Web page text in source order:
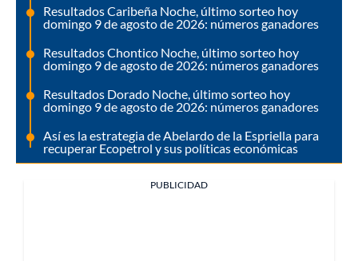
Resultados Caribeña Noche, último sorteo hoy
domingo 9 de agosto de 2026: números ganadores
Resultados Chontico Noche, último sorteo hoy
domingo 9 de agosto de 2026: números ganadores
Resultados Dorado Noche, último sorteo hoy
domingo 9 de agosto de 2026: números ganadores
Así es la estrategia de Abelardo de la Espriella para
recuperar Ecopetrol y sus políticas económicas
PUBLICIDAD